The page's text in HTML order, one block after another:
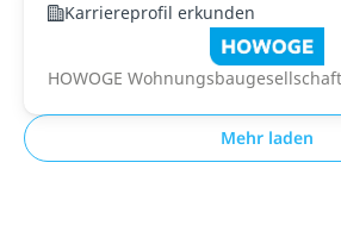
Karriereprofil erkunden
HOWOGE
Mehr laden